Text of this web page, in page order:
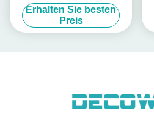
Eingangsmodule 57mA RB-
200H angepasst
Erhalten Sie besten
Preis